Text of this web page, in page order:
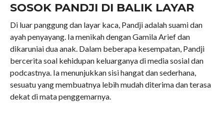
SOSOK PANDJI DI BALIK LAYAR
Di luar panggung dan layar kaca, Pandji adalah suami dan
ayah penyayang. Ia menikah dengan Gamila Arief dan
dikaruniai dua anak. Dalam beberapa kesempatan, Pandji
bercerita soal kehidupan keluarganya di media sosial dan
podcastnya. Ia menunjukkan sisi hangat dan sederhana,
sesuatu yang membuatnya lebih mudah diterima dan terasa
dekat di mata penggemarnya.